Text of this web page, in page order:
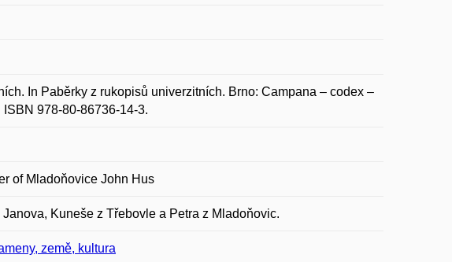
In Paběrky z rukopisů univerzitních. Brno: Campana – codex –
978-80-86736-14-3.
of Mladoňovice John Hus
Kuneše z Třebovle a Petra z Mladoňovic.
země, kultura